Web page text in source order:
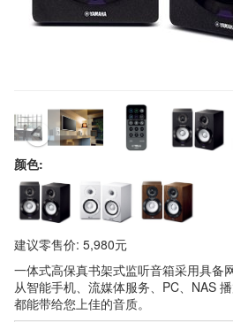
颜色:
建议零售价: 5,980元
一体式高保真书架式监听音箱采用具备
从智能手机、流媒体服务、PC、NAS
都能带给您上佳的音质。